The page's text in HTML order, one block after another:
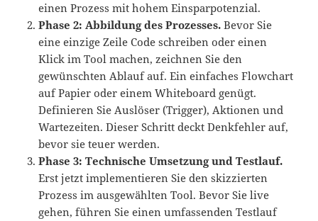
einen Prozess mit hohem Einsparpotenzial.
Phase 2: Abbildung des Prozesses. Bevor Sie
eine einzige Zeile Code schreiben oder einen
Klick im Tool machen, zeichnen Sie den
gewünschten Ablauf auf. Ein einfaches Flowchart
auf Papier oder einem Whiteboard genügt.
Definieren Sie Auslöser (Trigger), Aktionen und
Wartezeiten. Dieser Schritt deckt Denkfehler auf,
bevor sie teuer werden.
Phase 3: Technische Umsetzung und Testlauf.
Erst jetzt implementieren Sie den skizzierten
Prozess im ausgewählten Tool. Bevor Sie live
gehen, führen Sie einen umfassenden Testlauf